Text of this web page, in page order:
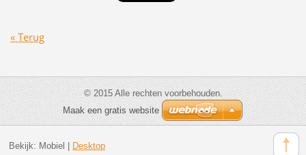
« Terug
© 2015 Alle rechten voorbehouden.
Maak een gratis website
Bekijk: Mobiel Desktop